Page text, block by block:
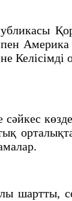
Келiсiмдi
шартты,